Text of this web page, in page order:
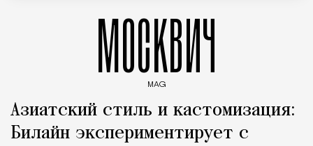
МОСКВИЧ
MAG
Азиатский стиль и кастомизация:
Билайн экспериментирует с